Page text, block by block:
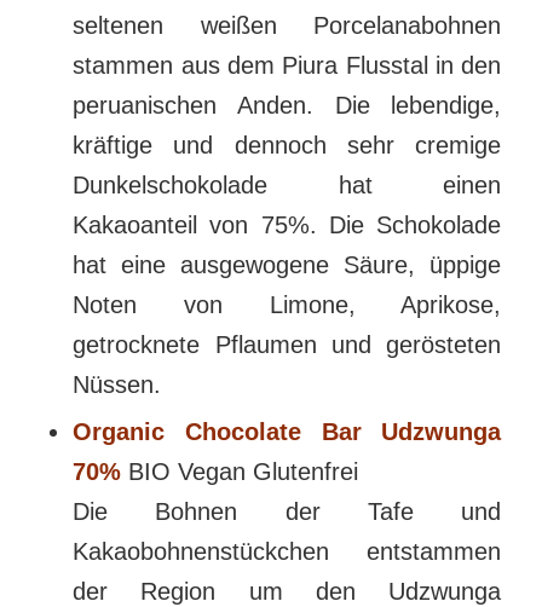
seltenen weißen Porcelanabohnen
stammen aus dem Piura Flusstal in den
peruanischen Anden. Die lebendige,
kräftige und dennoch sehr cremige
Dunkelschokolade hat einen
Kakaoanteil von 75%. Die Schokolade
hat eine ausgewogene Säure, üppige
Noten von Limone, Aprikose,
getrocknete Pflaumen und gerösteten
Nüssen.
Organic Chocolate Bar Udzwunga
70% BIO Vegan Glutenfrei
Die Bohnen der Tafe und
Kakaobohnenstückchen entstammen
der Region um den Udzwunga